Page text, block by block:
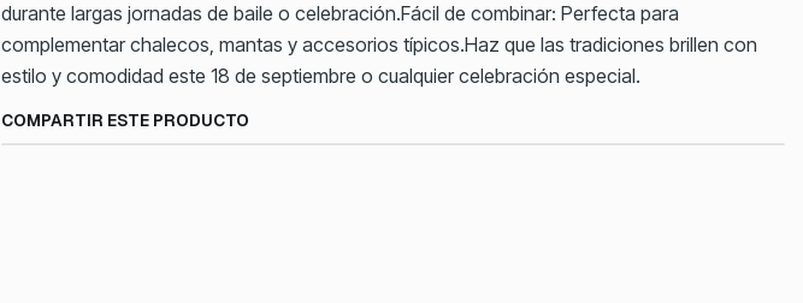
durante largas jornadas de baile o celebración.Fácil de combinar: Perfecta para
complementar chalecos, mantas y accesorios típicos.Haz que las tradiciones brillen con
estilo y comodidad este 18 de septiembre o cualquier celebración especial.
COMPARTIR ESTE PRODUCTO